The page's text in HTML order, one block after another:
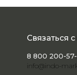
Связаться
8 800 200-
info@indo-